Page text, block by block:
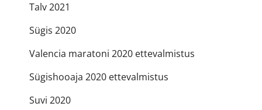
Talv 2021
Sügis 2020
Valencia maratoni 2020 ettevalmistus
Sügishooaja 2020 ettevalmistus
Suvi 2020